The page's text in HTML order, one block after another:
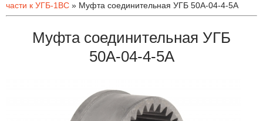
части к УГБ-1ВС » Муфта соединительная УГБ 50А-04-4-5А
Муфта соединительная УГБ
50А-04-4-5А